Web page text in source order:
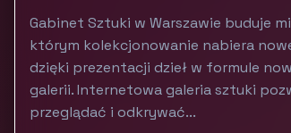
Gabinet Sztuki w Warszawie buduje
którym kolekcjonowanie nabiera
dzięki prezentacji dzieł w formule
galerii. Internetowa galeria sztuki
przeglądać i odkrywać...